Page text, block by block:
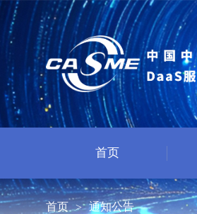
首页
首页 > 通知公告